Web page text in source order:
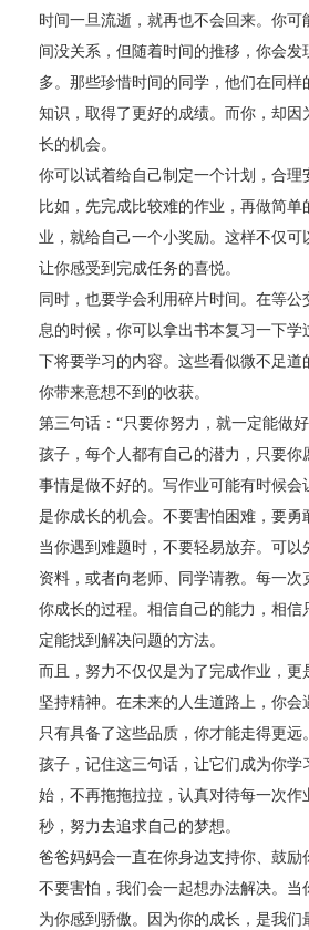
时间一旦流逝，就再也不会回来。你可
间没关系，但随着时间的推移，你会发
多。那些珍惜时间的同学，他们在同样
知识，取得了更好的成绩。而你，却因
长的机会。
你可以试着给自己制定一个计划，合理
比如，先完成比较难的作业，再做简
业，就给自己一个小奖励。这样不仅可
让你感受到完成任务的喜悦。
同时，也要学会利用碎片时间。在等
息的时候，你可以拿出书本复习一下学
下将要学习的内容。这些看似微不足道
你带来意想不到的收获。
第三句话：“只要你努力，就一定能做
孩子，每个人都有自己的潜力，只要你
事情是做不好的。写作业可能有时候会
是你成长的机会。不要害怕困难，要勇
当你遇到难题时，不要轻易放弃。可以
资料，或者向老师、同学请教。每一次
你成长的过程。相信自己的能力，相信
定能找到解决问题的方法。
而且，努力不仅仅是为了完成作业，更
坚持精神。在未来的人生道路上，你会
只有具备了这些品质，你才能走得更远。
孩子，记住这三句话，让它们成为你学
始，不再拖拖拉拉，认真对待每一次作
秒，努力去追求自己的梦想。
爸爸妈妈会一直在你身边支持你、鼓励
不要害怕，我们会一起想办法解决。当
为你感到骄傲。因为你的成长，是我们